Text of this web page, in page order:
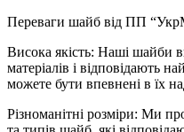
Переваги шайб від ПП
Висока якість: Наші шайби
матеріалів і відповідають
можете бути впевнені в їх
Різноманітні розміри: Ми